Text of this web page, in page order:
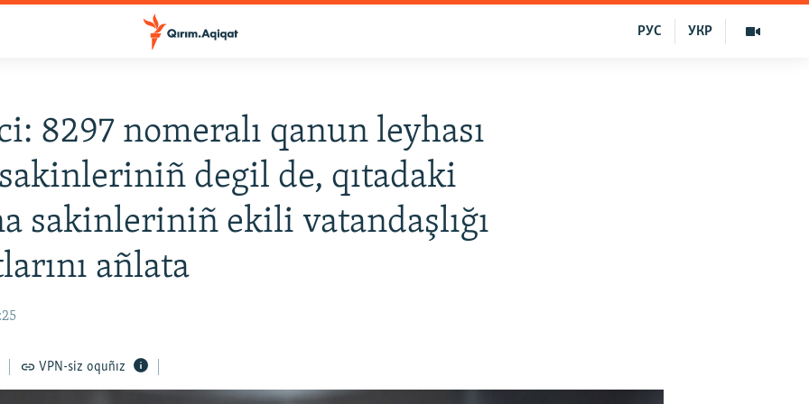
УКР
РУС
8297 nomeralı qanun leyhası
sakinleriniñ degil de, qıtadaki
sakinleriniñ ekili vatandaşlığı
añlata
VPN-siz oquñız